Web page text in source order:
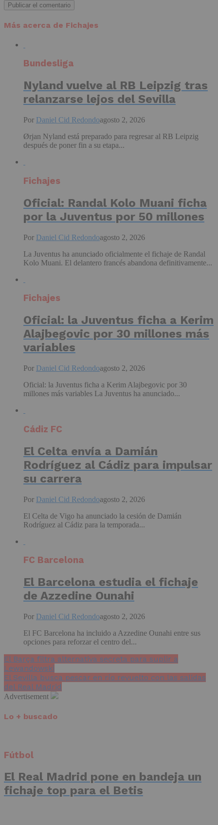
Más acerca de Fichajes
Bundesliga
Nyland vuelve al RB Leipzig tras
relanzarse lejos del Sevilla
Por Daniel Cid Redondoagosto 2, 2026
Ørjan Nyland está preparado para regresar al RB Leipzig
después de poner fin a su etapa...
Fichajes
Oficial: Randal Kolo Muani ficha
por la Juventus por 50 millones
Por Daniel Cid Redondoagosto 2, 2026
La Juventus ha anunciado oficialmente el fichaje de Randal
Kolo Muani. El delantero francés abandona definitivamente...
Fichajes
Oficial: la Juventus ficha a Kerim
Alajbegovic por 30 millones más
variables
Por Daniel Cid Redondoagosto 2, 2026
Oficial: la Juventus ficha a Kerim Alajbegovic por 30
millones más variables La Juventus ha anunciado...
Cádiz FC
El Celta envía a Damián
Rodríguez al Cádiz para impulsar
su carrera
Por Daniel Cid Redondoagosto 2, 2026
El Celta de Vigo ha anunciado la cesión de Damián
Rodríguez al Cádiz para la temporada...
FC Barcelona
El Barcelona estudia el fichaje
de Azzedine Ounahi
Por Daniel Cid Redondoagosto 2, 2026
El FC Barcelona ha incluido a Azzedine Ounahi entre sus
opciones para reforzar el centro del...
El Barça filtra alternativa secreta para suplir a
Lewandowski
El Sevilla busca pescar en río revuelto con las salidas
del Real Madrid
Advertisement
Lo + buscado
Fútbol
El Real Madrid pone en bandeja un
fichaje top para el Betis